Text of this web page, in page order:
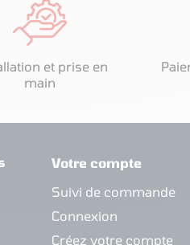
et prise en
main
Votre compte
Suivi de commande
Connexion
Créez votre compte